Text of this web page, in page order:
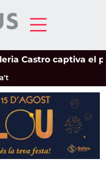
Castro captiva el